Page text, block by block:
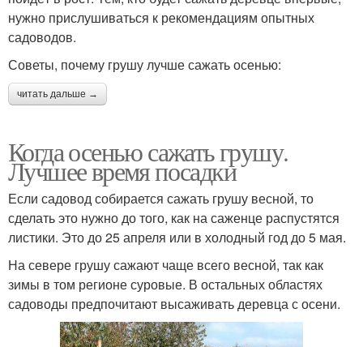
нужно прислушиваться к рекомендациям опытных
садоводов.
Советы, почему грушу лучше сажать осенью:
читать дальше →
Когда осенью сажать грушу.
Лучшее время посадки
Если садовод собирается сажать грушу весной, то
сделать это нужно до того, как на саженце распустятся
листики. Это до 25 апреля или в холодный год до 5 мая.
На севере грушу сажают чаще всего весной, так как
зимы в том регионе суровые. В остальных областях
садоводы предпочитают высаживать деревца с осени.